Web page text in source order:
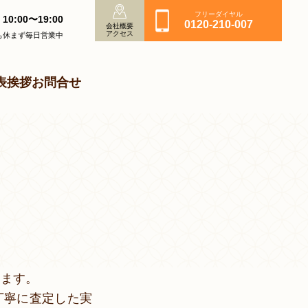
10:00〜19:00
休まず毎日営業中
会社概要
アクセス
フリーダイヤル
0120-210-007
挨拶お問合せ
す。
に査定した実